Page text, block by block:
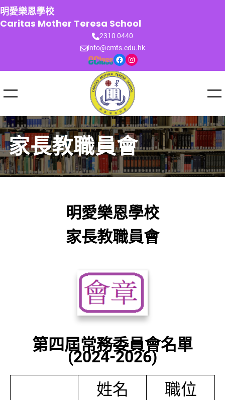
跳
至
主
明愛樂恩學校
Caritas Mother Teresa School
2310 0440
info@cmts.edu.hk
Facebook Instagram
家長教職員會
明愛樂恩學校
家長教職員會
第四屆常務委員會名單
(2024-2026)
姓名
職位